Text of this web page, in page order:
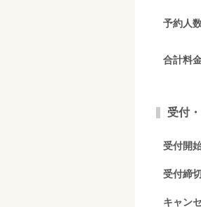
予約人
合計料
受付
受付開
受付締切
キャン